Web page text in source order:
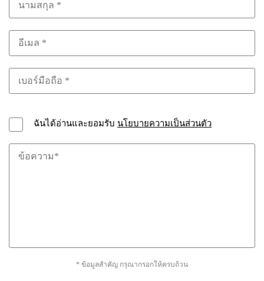
ฉันได้อ่านและยอมรับ นโยบายความเป็นส่วนตัว
* ข้อมูลสำคัญ กรุณากรอกให้ครบถ้วน